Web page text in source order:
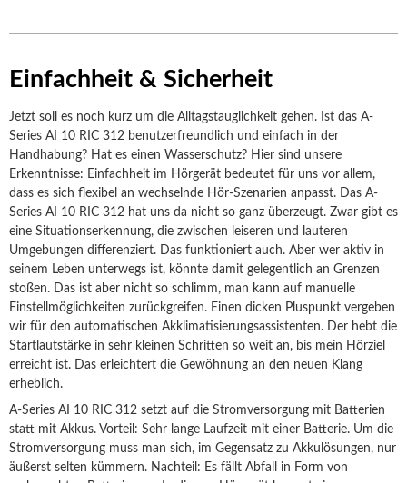
Einfachheit & Sicherheit
Jetzt soll es noch kurz um die Alltagstauglichkeit gehen. Ist das A-
Series AI 10 RIC 312 benutzerfreundlich und einfach in der
Handhabung? Hat es einen Wasserschutz? Hier sind unsere
Erkenntnisse: Einfachheit im Hörgerät bedeutet für uns vor allem,
dass es sich flexibel an wechselnde Hör-Szenarien anpasst. Das A-
Series AI 10 RIC 312 hat uns da nicht so ganz überzeugt. Zwar gibt es
eine Situationserkennung, die zwischen leiseren und lauteren
Umgebungen differenziert. Das funktioniert auch. Aber wer aktiv in
seinem Leben unterwegs ist, könnte damit gelegentlich an Grenzen
stoßen. Das ist aber nicht so schlimm, man kann auf manuelle
Einstellmöglichkeiten zurückgreifen. Einen dicken Pluspunkt vergeben
wir für den automatischen Akklimatisierungsassistenten. Der hebt die
Startlautstärke in sehr kleinen Schritten so weit an, bis mein Hörziel
erreicht ist. Das erleichtert die Gewöhnung an den neuen Klang
erheblich.
A-Series AI 10 RIC 312 setzt auf die Stromversorgung mit Batterien
statt mit Akkus. Vorteil: Sehr lange Laufzeit mit einer Batterie. Um die
Stromversorgung muss man sich, im Gegensatz zu Akkulösungen, nur
äußerst selten kümmern. Nachteil: Es fällt Abfall in Form von